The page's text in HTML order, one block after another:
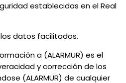
establecidas en el Real
datos facilitados.
a (ALARMUR) es el
y corrección de los
(ALARMUR) de cualquier